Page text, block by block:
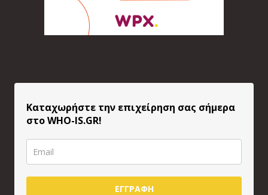
Καταχωρήστε την επιχείρηση σας σήμερα
στο WHO-IS.GR!
ΕΓΓΡΑΦΗ